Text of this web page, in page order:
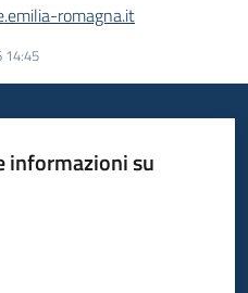
romagna.it
14:45
informazioni su